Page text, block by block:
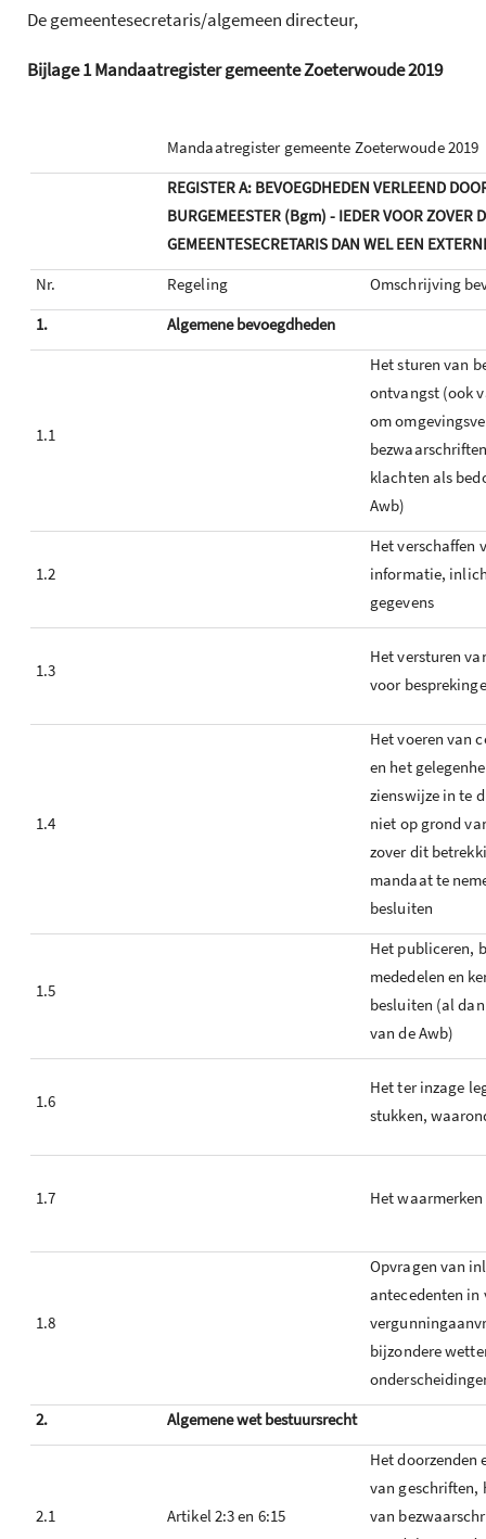
De gemeentesecretaris/algemeen directeur,
Bijlage1Mandaatregister gemeente Zoeterwoude 2019
Mandaatregister gemeente Zoeterwoude 2019
REGISTER A: BEVOEGDHEDEN VERLEEND
BURGEMEESTER (Bgm) - IEDER VOOR ZOVER
GEMEENTESECRETARIS DAN WEL EEN
Nr.
Regeling
Omschrijving
1.
Algemene bevoegdheden
1.1
Het sturen van
ontvangst (ook
om
klachten als
Awb)
1.2
Het verschaffen
informatie,
gegevens
1.3
Het versturen
voor
1.4
Het voeren van
en het
zienswijze in te
niet op grond
zover dit
mandaat te
besluiten
1.5
Het publiceren,
mededelen en
besluiten (al
van de Awb)
1.6
Het ter inzage
stukken,
1.7 Het
1.8
Opvragen van
antecedenten in
bijzondere
2.
Algemene wet bestuursrecht
2.1 Artikel 2:3 en 6:15
Het doorzenden
van geschriften,
van